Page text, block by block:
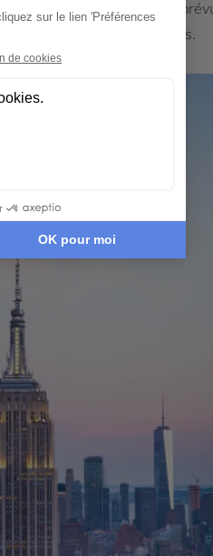
faut dire que nous avions
par Cercle des Voyages.